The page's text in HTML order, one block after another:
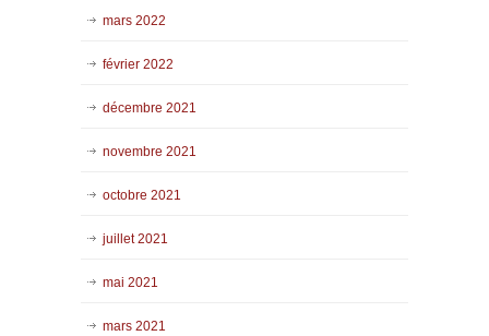
mars 2022
février 2022
décembre 2021
novembre 2021
octobre 2021
juillet 2021
mai 2021
mars 2021